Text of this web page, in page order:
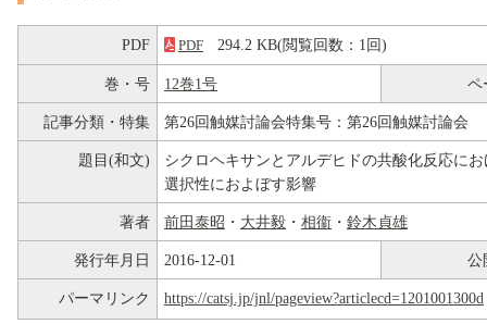
PDF PDF 294.2 KB(閲覧回数：1回)
巻・号 12巻1号 ペ
記事分類・特集 第26回触媒討論会特集号：第26回触媒討論会
題目(和文)
シクロヘキサンとアルデヒドの共酸化反応に
選択性におよぼす影響
著者 前田泰昭 ・ 大井毅 ・ 相衞 ・ 鈴木貞雄
発行年月日 2016-12-01 公
パーマリンク https://catsj.jp/jnl/pageview?articlecd=1201001300d